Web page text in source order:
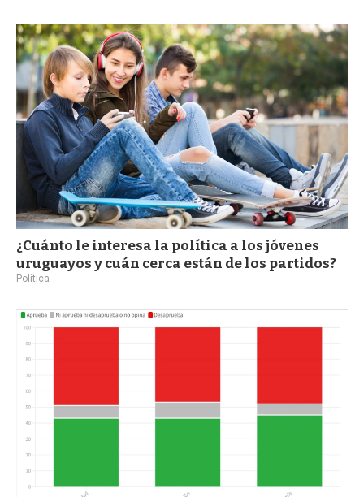
¿Cuánto le interesa la política a los jóvenes
uruguayos y cuán cerca están de los partidos?
Política